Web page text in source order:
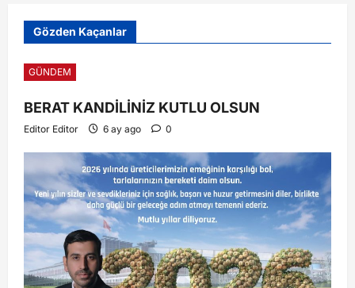
Gözden Kaçanlar
GÜNDEM
BERAT KANDİLİNİZ KUTLU OLSUN
Editor Editor 6 ay ago 0